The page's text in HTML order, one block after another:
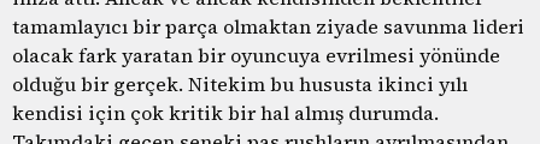
tamamlayıcı bir parça olmaktan ziyade savunma lideri
olacak fark yaratan bir oyuncuya evrilmesi yönünde
olduğu bir gerçek. Nitekim bu hususta ikinci yılı
kendisi için çok kritik bir hal almış durumda.